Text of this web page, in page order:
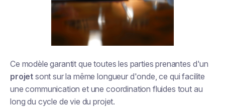
Ce modèle garantit que toutes les parties prenantes d'un
projet sont sur la même longueur d'onde, ce qui facilite
une communication et une coordination fluides tout au
long du cycle de vie du projet.